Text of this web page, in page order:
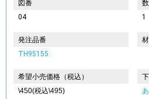
図番
04
1
発注品番
TH95155
希望小売価格（税込）
\450(税込\495)